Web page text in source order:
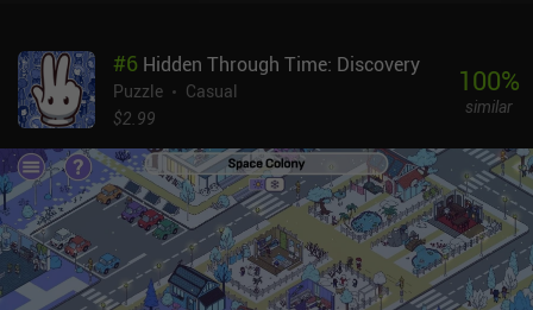
#6 Hidden Through Time: Discovery
Puzzle
Casual
$2.99
100%
similar